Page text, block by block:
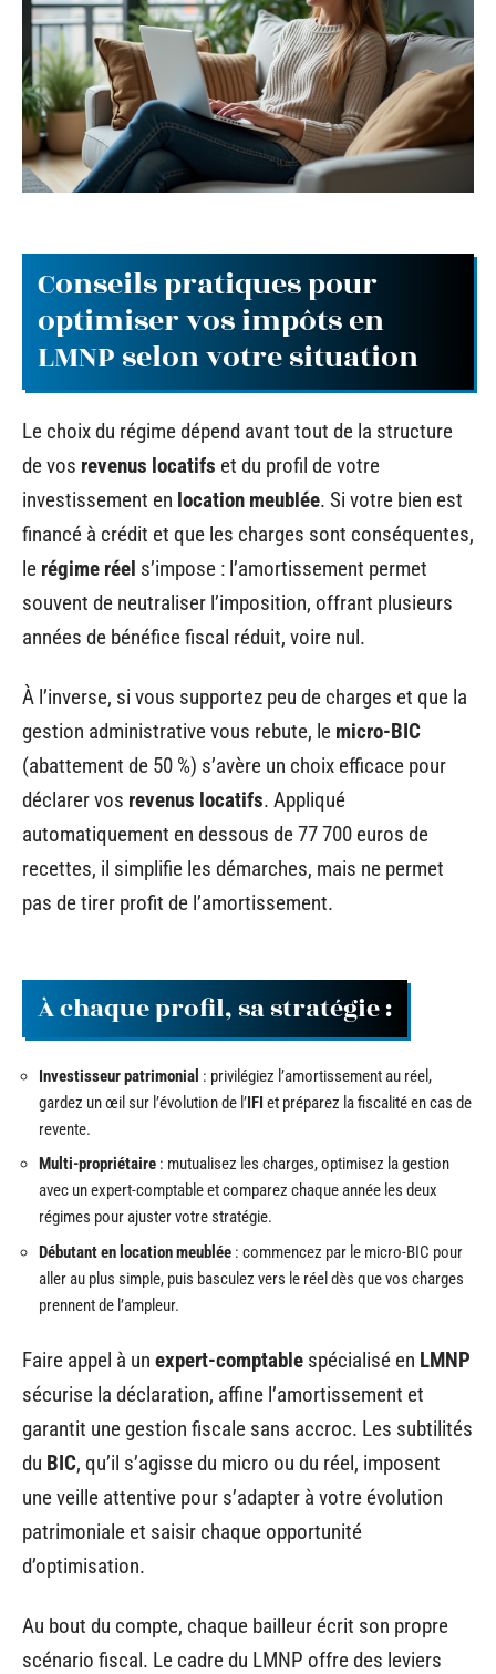
Conseils pratiques pour
optimiser vos impôts en
LMNP selon votre situation
Le choix du régime dépend avant tout de la structure
de vos revenus locatifs et du profil de votre
investissement en location meublée. Si votre bien est
financé à crédit et que les charges sont conséquentes,
le régime réel s’impose : l’amortissement permet
souvent de neutraliser l’imposition, offrant plusieurs
années de bénéfice fiscal réduit, voire nul.
À l’inverse, si vous supportez peu de charges et que la
gestion administrative vous rebute, le micro-BIC
(abattement de 50 %) s’avère un choix efficace pour
déclarer vos revenus locatifs. Appliqué
automatiquement en dessous de 77 700 euros de
recettes, il simplifie les démarches, mais ne permet
pas de tirer profit de l’amortissement.
À chaque profil, sa stratégie :
Investisseur patrimonial : privilégiez l’amortissement au réel,
gardez un œil sur l’évolution de l’IFI et préparez la fiscalité en cas de
revente.
Multi-propriétaire : mutualisez les charges, optimisez la gestion
avec un expert-comptable et comparez chaque année les deux
régimes pour ajuster votre stratégie.
Débutant en location meublée : commencez par le micro-BIC pour
aller au plus simple, puis basculez vers le réel dès que vos charges
prennent de l’ampleur.
Faire appel à un expert-comptable spécialisé en LMNP
sécurise la déclaration, affine l’amortissement et
garantit une gestion fiscale sans accroc. Les subtilités
du BIC, qu’il s’agisse du micro ou du réel, imposent
une veille attentive pour s’adapter à votre évolution
patrimoniale et saisir chaque opportunité
d’optimisation.
Au bout du compte, chaque bailleur écrit son propre
scénario fiscal. Le cadre du LMNP offre des leviers